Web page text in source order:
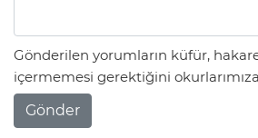
Gönderilen yorumların küfür,
içermemesi gerektiğini
Gönder